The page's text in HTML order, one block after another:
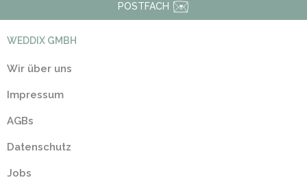
POSTFACH
WEDDIX GMBH
Wir über uns
Impressum
AGBs
Datenschutz
Jobs